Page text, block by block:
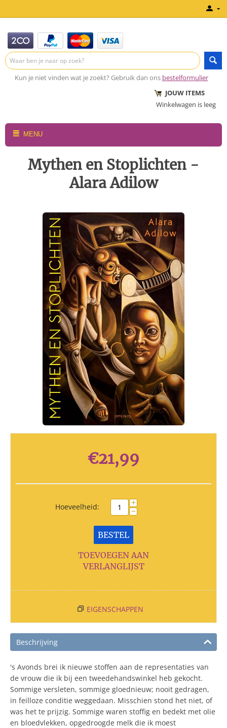
Kun je niet vinden wat je zoekt? Gebruik dan ons bestelformulier
JOUW ITEMS
Winkelwagen is leeg
MENU
Mythen en Stoplichten -
Alara Adilow
€21,99
Hoeveelheid: +
−
BESTEL
TOEVOEGEN AAN
VERLANGLIJST
EIGENSCHAPPEN
Beschrijving
's Avonds brei ik nieuwe stoffen aan de representaties van
de vrouw die ik bij een tweedehandswinkel heb gekocht.
Sommige versleten, sommige gloednieuw; nooit gedragen,
in feilloze conditie weggedaan. Misschien stond het niet, of
was het te prijzig. Sommige waren stoffig en bedekt met olie
en bloedvlekken, opgedroogde melk die ik moest